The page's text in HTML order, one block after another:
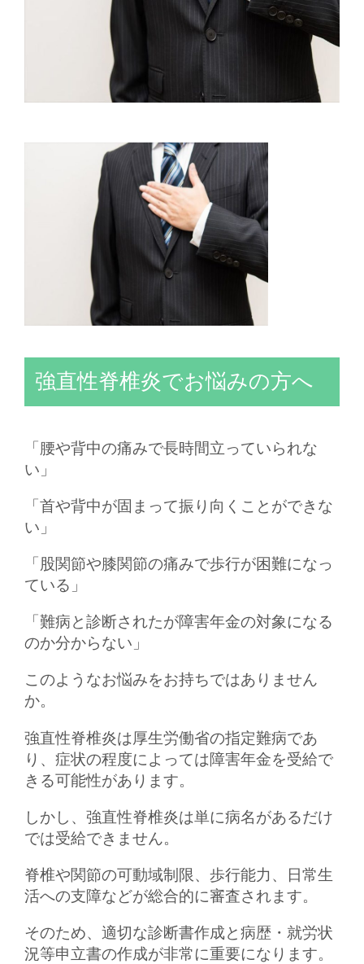
強直性脊椎炎でお悩みの方へ
「腰や背中の痛みで長時間立っていられな
い」
「首や背中が固まって振り向くことができな
い」
「股関節や膝関節の痛みで歩行が困難になっ
ている」
「難病と診断されたが障害年金の対象になる
のか分からない」
このようなお悩みをお持ちではありません
か。
強直性脊椎炎は厚生労働省の指定難病であ
り、症状の程度によっては障害年金を受給で
きる可能性があります。
しかし、強直性脊椎炎は単に病名があるだけ
では受給できません。
脊椎や関節の可動域制限、歩行能力、日常生
活への支障などが総合的に審査されます。
そのため、適切な診断書作成と病歴・就労状
況等申立書の作成が非常に重要になります。